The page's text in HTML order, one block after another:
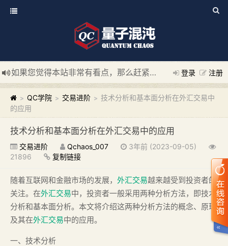
登录 注册
如果您觉得本站非常有看点，那么赶紧使用Ctrl+D 收藏我们吧
新添加量子混沌系统板块，欢迎大家访问！
---“量子混沌系
> QC学院 > 交易进阶 > 技术分析和基本面分析在外汇交易中
的应用
技术分析和基本面分析在外汇交易中的应用
交易进阶 Qchaos_007
3年前 (2023-09-05)
21896
复制链接
随着互联网和金融市场的发展， 外汇交易越来越受到投资者的
关注。在外汇交易中，投资者一般采用两种分析方法，即技术
分析和基本面分析。本文将介绍这两种分析方法的概念、原理
及其在外汇交易中的应用。
一、技术分析